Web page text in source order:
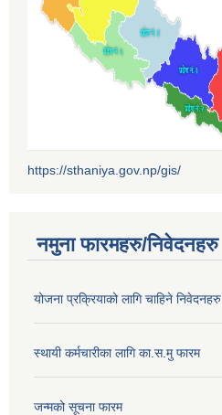
https://sthaniya.gov.np/gis/
नमुना फारमहरु/निवेदनहरु
योजना प्रक्रियाको लागि चाहिने निवेदनहरु
स्थायी कर्मचारीका लागि का.स.मु फारम
जन्मको सूचना फारम